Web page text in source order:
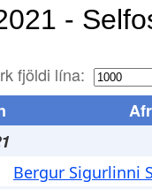
fjöldi lína:
Afr
Bergur Sigurlinni